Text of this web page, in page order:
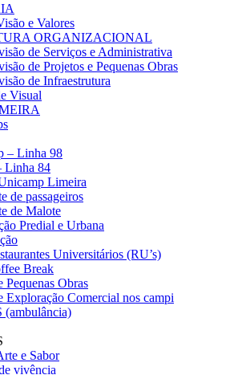
e Valores
ORGANIZACIONAL
de Serviços e Administrativa
de Projetos e Pequenas Obras
de Infraestrutura
Visual
– Linha 98
Linha 84
Limeira
de passageiros
de Malote
Predial e Urbana
Universitários (RU’s)
Break
Pequenas Obras
Exploração Comercial nos campi
(ambulância)
e Sabor
vivência